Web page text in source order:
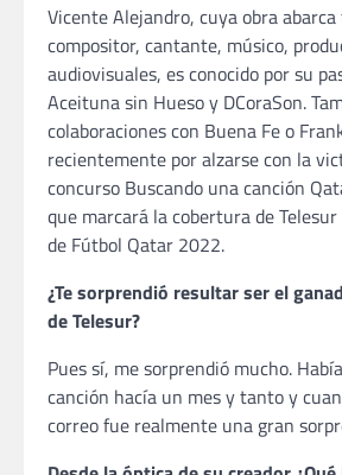
Vicente Alejandro, cuya obra
compositor, cantante, músico,
audiovisuales, es conocido por su
Aceituna sin Hueso y DCoraSon.
colaboraciones con Buena Fe o
recientemente por alzarse con la
concurso Buscando una canción
que marcará la cobertura de
de Fútbol Qatar 2022.
¿Te sorprendió resultar ser el
de Telesur?
Pues sí, me sorprendió mucho.
canción hacía un mes y tanto y
correo fue realmente una gran